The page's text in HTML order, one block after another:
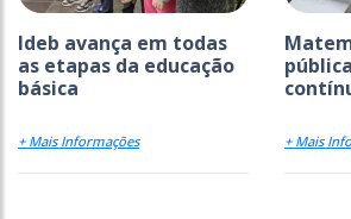
Ideb avança em todas
as etapas da educação
básica
+ Mais Informações + Mais